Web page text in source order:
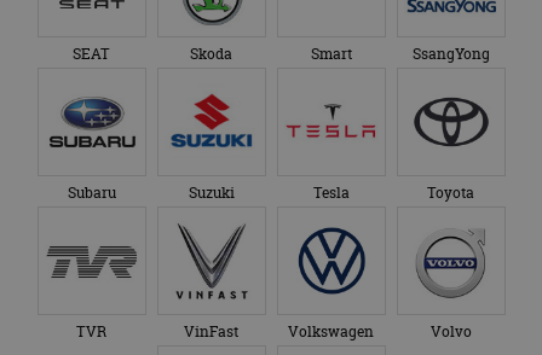
SEAT Skoda Smart SsangYong
Subaru Suzuki Tesla Toyota
TVR VinFast Volkswagen Volvo